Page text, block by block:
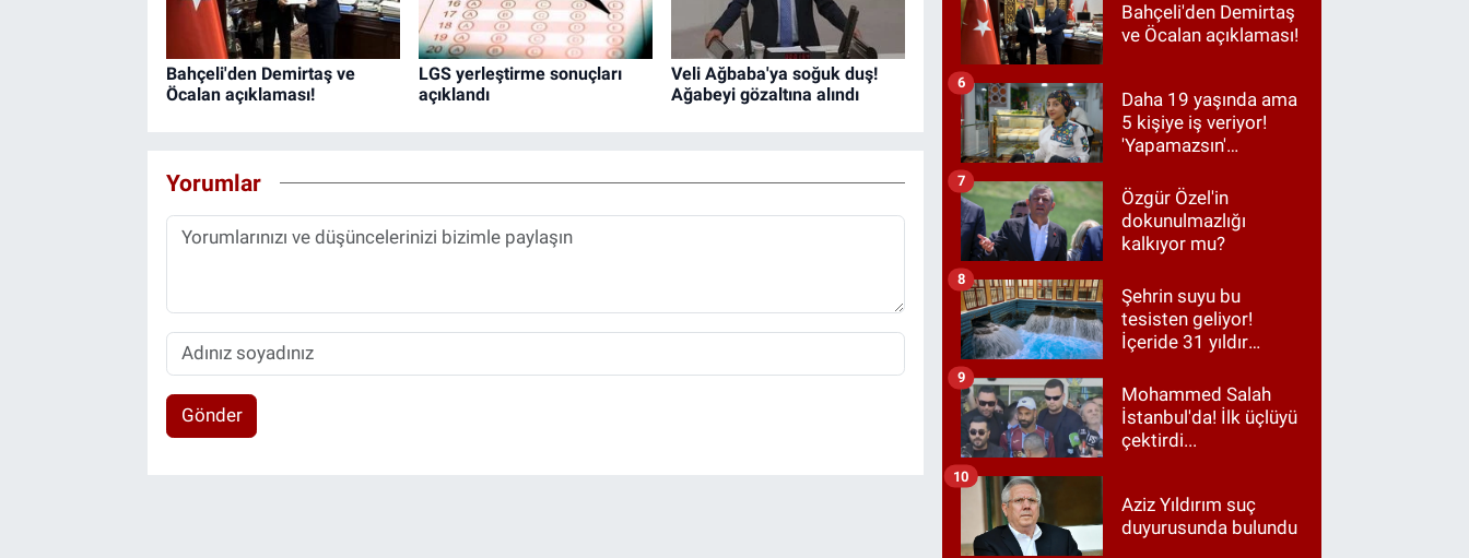
Bahçeli'den Demirtaş ve
Öcalan açıklaması!
LGS yerleştirme sonuçları
açıklandı
Veli Ağbaba'ya soğuk duş!
Ağabeyi gözaltına alındı
Yorumlar
Gönder
Bahçeli'den Demirtaş
ve Öcalan açıklaması!
Daha 19 yaşında ama
5 kişiye iş veriyor!
'Yapamazsın'
cevap
6
Özgür Özel'in
dokunulmazlığı
kalkıyor mu?
7
Şehrin suyu bu
tesisten geliyor!
İçeride 31 yıldır
8
Mohammed Salah
İstanbul'da! İlk üçlüyü
çektirdi...
9
Aziz Yıldırım suç
duyurusunda bulundu
10